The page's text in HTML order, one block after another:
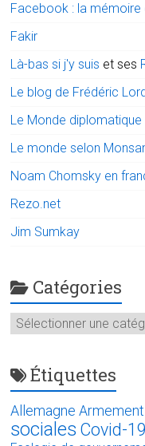
Facebook : la mémoire
Fakir
Là-bas si j'y suis et ses
Le blog de Frédéric
Le Monde diplomatique
Le monde selon
Noam Chomsky en
Rezo.net
Jim Sumkay
Catégories
Catégories
Étiquettes
Allemagne Armement
sociales Covid-19